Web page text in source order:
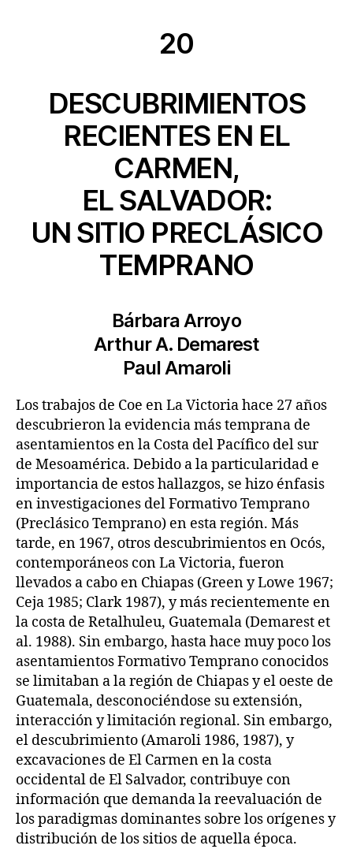
20
DESCUBRIMIENTOS
RECIENTES EN EL
CARMEN,
EL SALVADOR:
UN SITIO PRECLÁSICO
TEMPRANO
Bárbara Arroyo
Arthur A. Demarest
Paul Amaroli
Los trabajos de Coe en La Victoria hace 27 años
descubrieron la evidencia más temprana de
asentamientos en la Costa del Pacífico del sur
de Mesoamérica. Debido a la particularidad e
importancia de estos hallazgos, se hizo énfasis
en investigaciones del Formativo Temprano
(Preclásico Temprano) en esta región. Más
tarde, en 1967, otros descubrimientos en Ocós,
contemporáneos con La Victoria, fueron
llevados a cabo en Chiapas (Green y Lowe 1967;
Ceja 1985; Clark 1987), y más recientemente en
la costa de Retalhuleu, Guatemala (Demarest et
al. 1988). Sin embargo, hasta hace muy poco los
asentamientos Formativo Temprano conocidos
se limitaban a la región de Chiapas y el oeste de
Guatemala, desconociéndose su extensión,
interacción y limitación regional. Sin embargo,
el descubrimiento (Amaroli 1986, 1987), y
excavaciones de El Carmen en la costa
occidental de El Salvador, contribuye con
información que demanda la reevaluación de
los paradigmas dominantes sobre los orígenes y
distribución de los sitios de aquella época.